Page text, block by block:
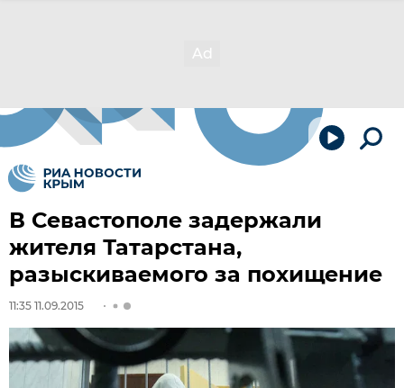
В Севастополе задержали
жителя Татарстана,
разыскиваемого за похищение
11:35 11.09.2015